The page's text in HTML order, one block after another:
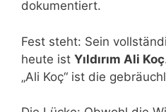
dokumentiert.
Fest steht: Sein
heute ist Yıldırım Ali Koç
„Ali Koç“ ist die